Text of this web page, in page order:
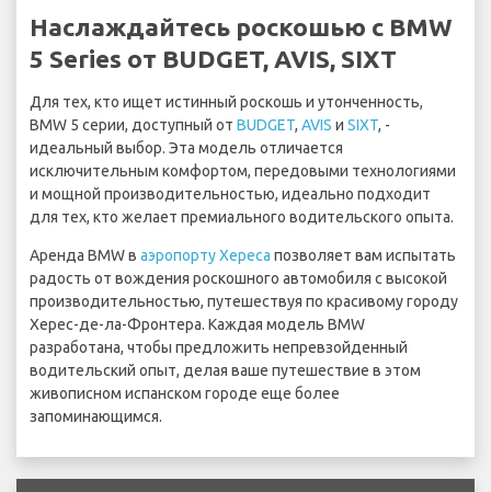
Наслаждайтесь роскошью с BMW
5 Series от BUDGET, AVIS, SIXT
Для тех, кто ищет истинный роскошь и утонченность,
BMW 5 серии, доступный от BUDGET, AVIS и SIXT, -
идеальный выбор. Эта модель отличается
исключительным комфортом, передовыми технологиями
и мощной производительностью, идеально подходит
для тех, кто желает премиального водительского опыта.
Аренда BMW в аэропорту Хереса позволяет вам испытать
радость от вождения роскошного автомобиля с высокой
производительностью, путешествуя по красивому городу
Херес-де-ла-Фронтера. Каждая модель BMW
разработана, чтобы предложить непревзойденный
водительский опыт, делая ваше путешествие в этом
живописном испанском городе еще более
запоминающимся.